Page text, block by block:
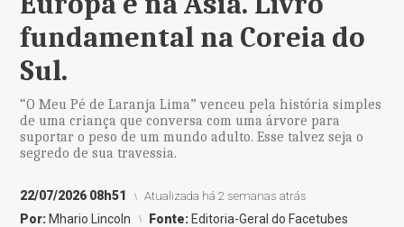
fundamental na Coreia do
Sul.
“O Meu Pé de Laranja Lima” venceu pela história simples
de uma criança que conversa com uma árvore para
suportar o peso de um mundo adulto. Esse talvez seja o
segredo de sua travessia.
22/07/2026 08h51 Atualizada há 2 semanas atrás
Por: Mhario Lincoln Fonte: Editoria-Geral do Facetubes